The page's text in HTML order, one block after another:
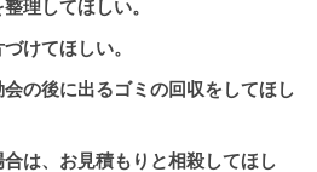
理してほしい。
けてほしい。
の後に出るゴミの回収をしてほし
は、お見積もりと相殺してほし